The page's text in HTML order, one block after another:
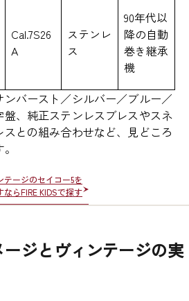
Cal.7S26
A
ステンレ
ス
90年代以
降の自動
巻き継承
機
バースト／シルバー／ブルー／
、純正ステンレスブレスやスネ
との組み合わせなど、見どころ
テージのセイコー5を
ならFIRE KIDSで探す
ージとヴィンテージの実